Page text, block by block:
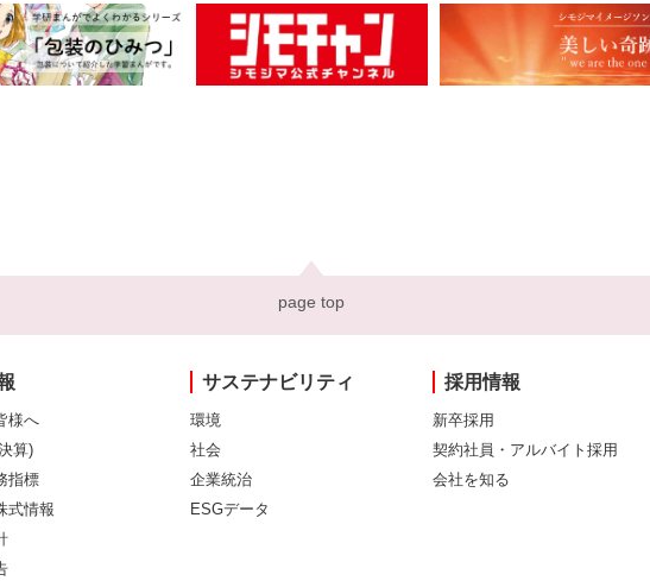
page top
様へ
算)
指標
式情報
サステナビリティ
環境
社会
企業統治
ESGデータ
採用情報
新卒採用
契約社員・アルバイト採用
会社を知る